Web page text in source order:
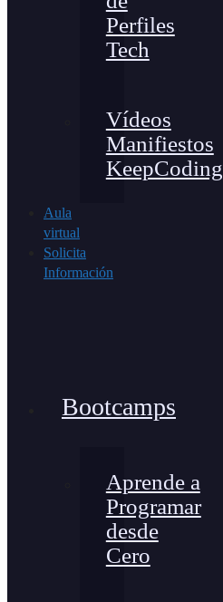
Perfiles
Tech
Vídeos
Manifiestos
KeepCoding
Aula
virtual
Solicita
Información
Bootcamps
Aprende a
Programar
desde
Cero